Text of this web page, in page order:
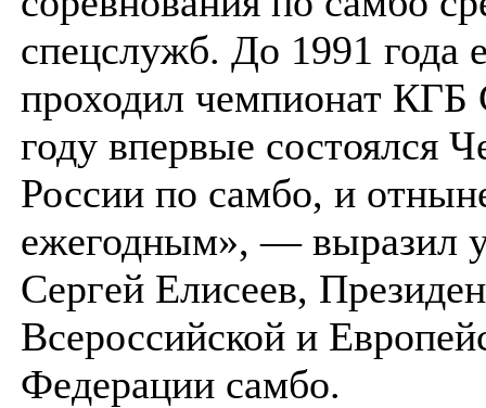
спецслужб. До 1991 года
проходил чемпионат
году впервые состоялся
России по самбо, и
ежегодным», — выразил
Сергей Елисеев,
Всероссийской и
Федерации самбо.